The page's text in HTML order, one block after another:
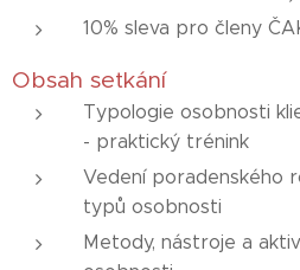
10% sleva pro členy
Obsah setkání
Typologie osobnosti
- praktický trénink
Vedení poradenského
typů osobnosti
Metody, nástroje a